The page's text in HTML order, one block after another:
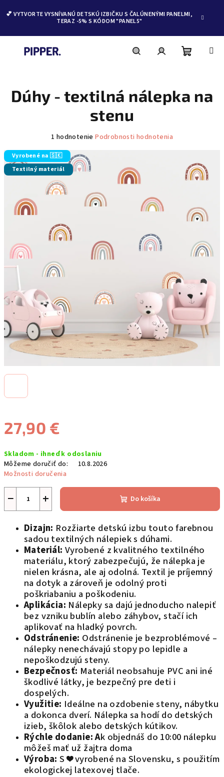
obsah
💕 VYTVORTE VYSNÍVANÚ DETSKÚ IZBIČKU S ČALÚNENÝMI PANELMI,
TERAZ -5% S KÓDOM "PANEL5"
košík
27,90 €
cena:
Skladom - ihneď k odoslaniu
Môžeme doručiť do:
10.8.2026
Možnosti doručenia
+
− Do košíka
Dizajn: Rozžiarte detskú izbu touto farebnou
sadou textilných nálepiek s dúhami.
Materiál: Vyrobené z kvalitného textilného
materiálu, ktorý zabezpečujú, že nálepka je
nielen krásna, ale aj odolná. Textil je príjemný
na dotyk a zároveň je odolný proti
poškriabaniu a poškodeniu.
Aplikácia: Nálepky sa dajú jednoducho nalepiť
bez vzniku bublín alebo záhybov, stačí ich
aplikovať na hladký povrch.
Odstránenie: Odstránenie je bezproblémové –
nálepky nenechávajú stopy po lepidle a
nepoškodzujú steny.
Bezpečnosť: Materiál neobsahuje PVC ani iné
škodlivé látky, je bezpečný pre deti i
dospelých.
Využitie: Ideálne na ozdobenie steny, nábytku
a dokonca dverí. Nálepka sa hodí do detských
izieb, škôlok alebo detských kútikov.
Rýchle dodanie: Ak objednáš do 10:00 nálepku
môžeš mať už žajtra doma
Výroba: S ❤️ vyrobené na Slovensku, s použitím
ekologickej latexovej tlače.
Dúhy - textilná nálepka na
stenu
produktu
je
5,0
hviezdičiek.
1 hodnotenie Podrobnosti hodnotenia
Vyrobené na 🇸🇰
Textilný materiál